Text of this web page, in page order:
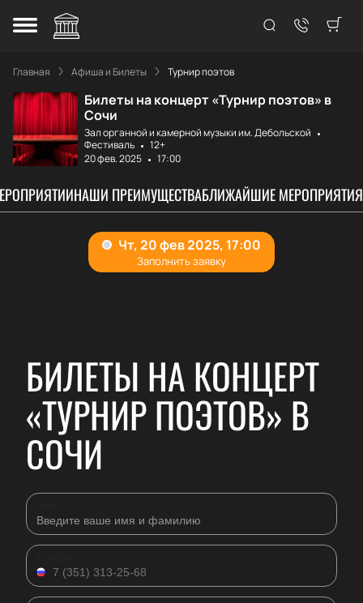
Главная Афиша и Билеты Турнир поэтов
Билеты на концерт «Турнир поэтов» в
Сочи
Зал органной и камерной музыки им. Дебольской
Фестиваль
12+
20 фев. 2025
17:00
НАШИ ПРЕИМУЩЕСТВАБЛИЖАЙШИЕ МЕРОПРИЯТИЯ
БИЛЕТЫ НА КОНЦЕРТ
«ТУРНИР ПОЭТОВ» В
СОЧИ